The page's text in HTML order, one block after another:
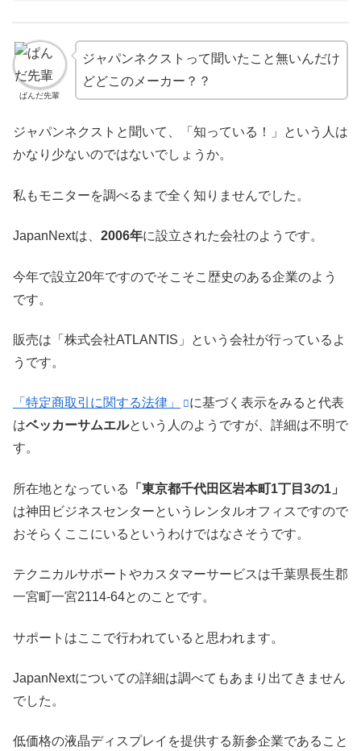
ぱんだ先輩
ジャパンネクストって聞いたこと無いんだけ
どどこのメーカー？？
ジャパンネクストと聞いて、「知っている！」という人は
かなり少ないのではないでしょうか。
私もモニターを調べるまで全く知りませんでした。
JapanNextは、 2006年に設立された会社のようです。
今年で設立20年ですのでそこそこ歴史のある企業のよう
です。
販売は「株式会社ATLANTIS」という会社が行っているよ
うです。
「特定商取引に関する法律」
に基づく表示をみると代表
はベッカーサムエルという人のようですが、詳細は不明で
す。
所在地となっている
「東京都千代田区岩本町1丁目3の1」
は神田ビジネスセンターというレンタルオフィスですので
おそらくここにいるというわけではなさそうです。
テクニカルサポートやカスタマーサービスは千葉県長生郡
一宮町一宮2114-64とのことです。
サポートはここで行われていると思われます。
JapanNextについての詳細は調べてもあまり出てきません
でした。
低価格の液晶ディスプレイを提供する新参企業であること